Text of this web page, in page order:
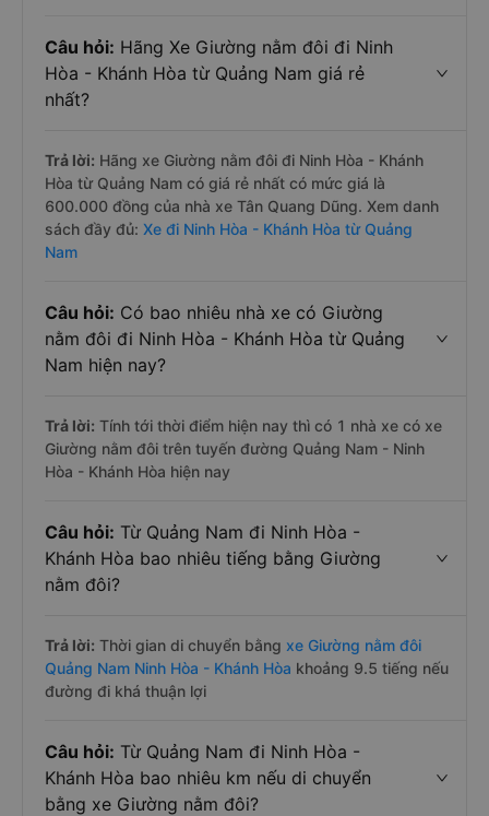
Câu hỏi: Hãng Xe Giường nằm đôi đi Ninh
Hòa - Khánh Hòa từ Quảng Nam giá rẻ
nhất?
Trả lời: Hãng xe Giường nằm đôi đi Ninh Hòa - Khánh
Hòa từ Quảng Nam có giá rẻ nhất có mức giá là
600.000 đồng của nhà xe Tân Quang Dũng. Xem danh
sách đầy đủ: Xe đi Ninh Hòa - Khánh Hòa từ Quảng
Nam
Câu hỏi: Có bao nhiêu nhà xe có Giường
nằm đôi đi Ninh Hòa - Khánh Hòa từ Quảng
Nam hiện nay?
Trả lời: Tính tới thời điểm hiện nay thì có 1 nhà xe có xe
Giường nằm đôi trên tuyến đường Quảng Nam - Ninh
Hòa - Khánh Hòa hiện nay
Câu hỏi: Từ Quảng Nam đi Ninh Hòa -
Khánh Hòa bao nhiêu tiếng bằng Giường
nằm đôi?
Trả lời: Thời gian di chuyển bằng xe Giường nằm đôi
Quảng Nam Ninh Hòa - Khánh Hòa khoảng 9.5 tiếng nếu
đường đi khá thuận lợi
Câu hỏi: Từ Quảng Nam đi Ninh Hòa -
Khánh Hòa bao nhiêu km nếu di chuyển
bằng xe Giường nằm đôi?